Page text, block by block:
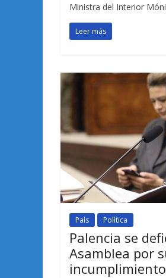
Ministra del Interior
Leer más
País Política
Palencia se
Asamblea por